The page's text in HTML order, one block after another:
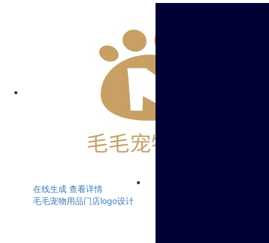
在线生成 查看详情
毛毛宠物用品门店logo设计